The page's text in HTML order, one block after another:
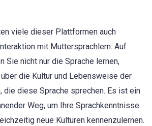
viele dieser Plattformen auch
mit Muttersprachlern. Auf
Sie nicht nur die Sprache lernen,
die Kultur und Lebensweise der
die diese Sprache sprechen. Es ist ein
Weg, um Ihre Sprachkenntnisse
neue Kulturen kennenzulernen.